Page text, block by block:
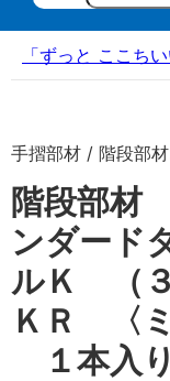
「ずっと ここち
手摺部材 / 階段部
階段部
ンダード
ルＫ （
ＫＲ 〈
１本入り